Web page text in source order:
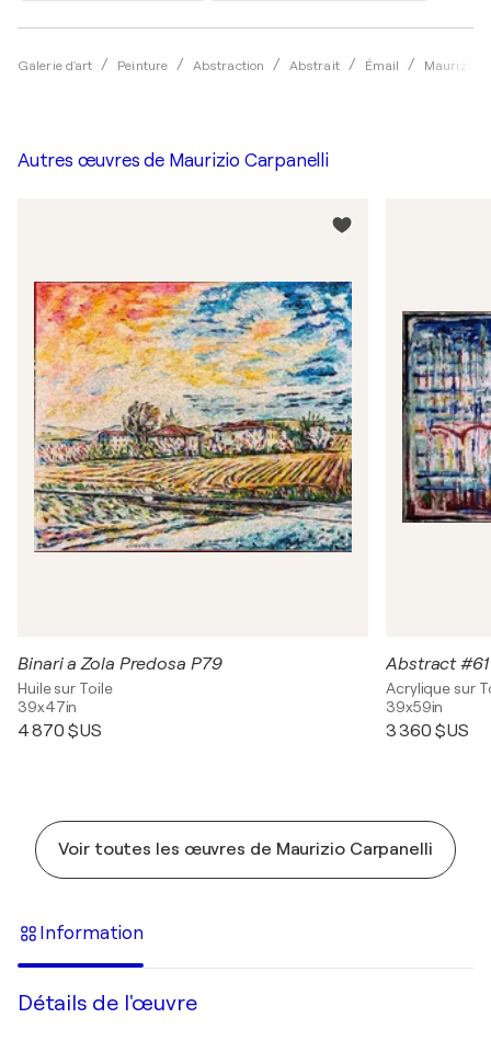
Galerie d'art Peinture Abstraction Abstrait Émail Maurizio
Autres œuvres de Maurizio Carpanelli
Binari a Zola Predosa P79
Huile sur Toile
39x47in
4 870 $US
Abstract #61
Acrylique sur
39x59in
3 360 $US
Voir toutes les œuvres de Maurizio Carpanelli
Information
Détails de l'œuvre